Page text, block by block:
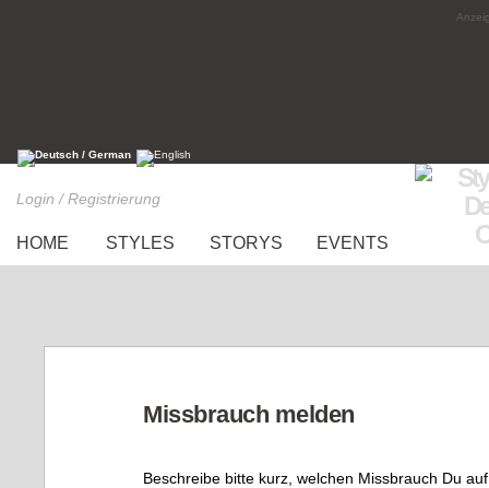
Login / Registrierung
HOME STYLES STORYS EVENTS
Missbrauch melden
Beschreibe bitte kurz, welchen Missbrauch Du